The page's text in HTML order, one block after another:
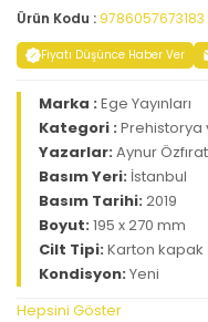
Ürün Kodu : 9786057673183
Fiyatı Düşünce Haber Ver
Marka :Ege Yayınları
Kategori :Prehistorya
Yazarlar:Aynur Özfırat
Basım Yeri: İstanbul
Basım Tarihi:2019
Boyut:195 x 270 mm
Cilt Tipi:Karton kapak
Kondisyon:Yeni
Hepsini Göster